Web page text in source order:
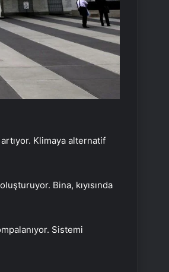
Klimaya alternatif
Bina, kıyısında
Sistemi